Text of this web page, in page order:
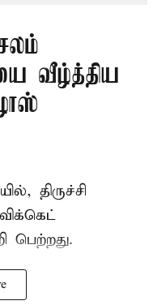
வீழ்த்திய
திருச்சி
பெற்றது.